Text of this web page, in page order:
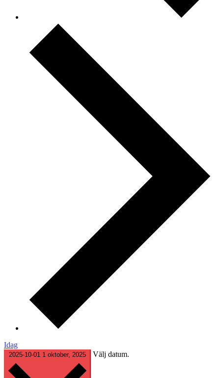
Idag
2025-10-01 1 oktober, 2025 Välj datum.